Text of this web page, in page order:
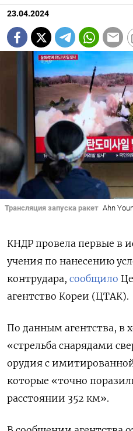
23.04.2024
Трансляция запуска ракет Ahn
КНДР провела первые в
учения по нанесению
контрудара, сообщило
агентство Кореи (ЦТАК).
По данным агентства, в
«стрельба снарядами
орудия с
которые «точно
расстоянии 352 км».